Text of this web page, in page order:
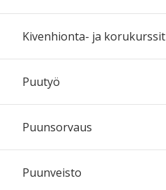
Kivenhionta- ja korukurssit
Puutyö
Puunsorvaus
Puunveisto